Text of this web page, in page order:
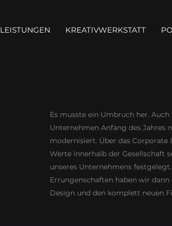
LEISTUNGEN KREATIVWERKSTATT
Es musste ein Umbruch her.
Unternehmen Anfang des Jahres
modernisiert. Über das Corporate
Werte innerhalb der Gesellschaft
unseres Unternehmens
Errungenschaften haben wir dann
Design und den komplett neuen